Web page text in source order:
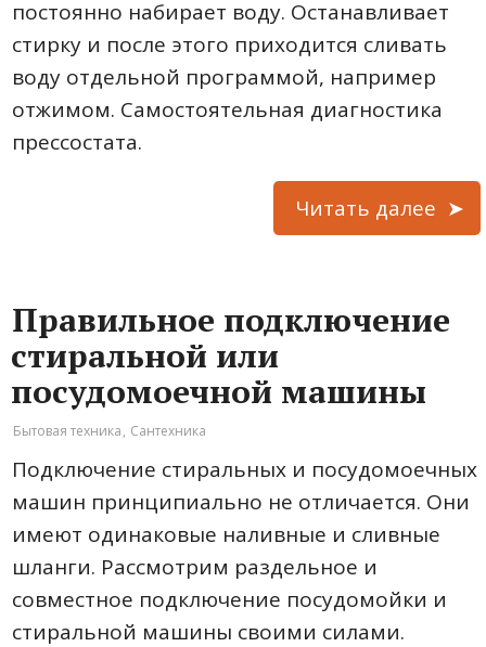
постоянно набирает воду. Останавливает
стирку и после этого приходится сливать
воду отдельной программой, например
отжимом. Самостоятельная диагностика
прессостата.
Читать далее
Правильное подключение
стиральной или
посудомоечной машины
Бытовая техника, Сантехника
Подключение стиральных и посудомоечных
машин принципиально не отличается. Они
имеют одинаковые наливные и сливные
шланги. Рассмотрим раздельное и
совместное подключение посудомойки и
стиральной машины своими силами.